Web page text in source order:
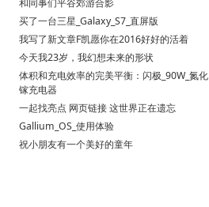
买了一台三星_Galaxy_S7_直屏版
我写了新文章F凯愿你在2016好好的活着
今天我23岁，我幻想未来的形状
体积和充电效率的完美平衡：闪极_90W_氮化
镓充电器
一起找亮点 网页链接 这世界正在遗忘
Gallium_OS_使用体验
祝小朋友有一个美好的童年